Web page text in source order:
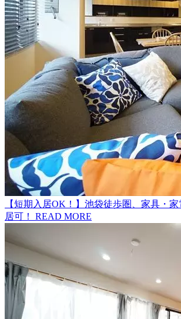
【短期入居OK！】池袋徒歩圏、家具・
居可！
READ MORE